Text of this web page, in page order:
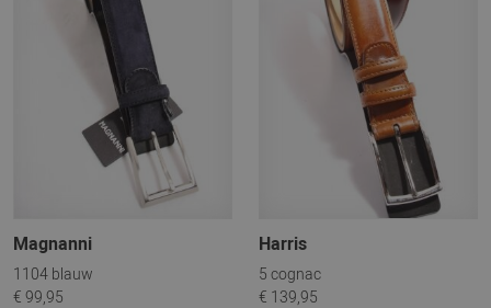
Magnanni
1104 blauw
€ 99,95
Harris
5 cognac
€ 139,95